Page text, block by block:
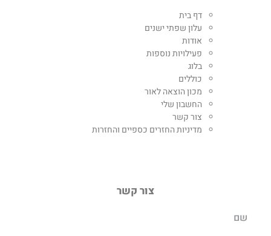
דף בית
עלון שפתי ישנים
אודות
פעילויות נוספות
בלוג
כוללים
מכון הוצאה לאור
החשבון שלי
צור קשר
מדיניות החזרים כספיים והחזרות
צור קשר